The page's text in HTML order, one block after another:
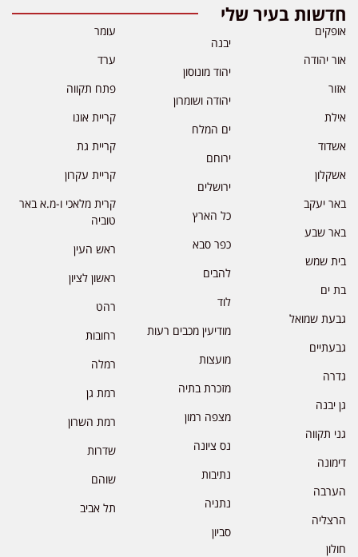
חדשות בעיר שלי
אופקים
אור יהודה
אזור
אילת
אשדוד
אשקלון
באר יעקב
באר שבע
בית שמש
בת ים
גבעת שמואל
גבעתיים
גדרה
גן יבנה
גני תקווה
דימונה
הערבה
הרצליה
חולון
יבנה
יהוד מונוסון
יהודה ושומרון
ים המלח
ירוחם
ירושלים
כל הארץ
כפר סבא
להבים
לוד
מודיעין מכבים רעות
מועצות
מזכרת בתיה
מצפה רמון
נס ציונה
נתיבות
נתניה
סביון
עומר
ערד
פתח תקווה
קריית אונו
קריית גת
קריית עקרון
קרית מלאכי ו-מ.א באר
טוביה
ראש העין
ראשון לציון
רהט
רחובות
רמלה
רמת גן
רמת השרון
שדרות
שוהם
תל אביב